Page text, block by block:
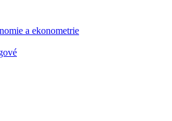
a ekonometrie